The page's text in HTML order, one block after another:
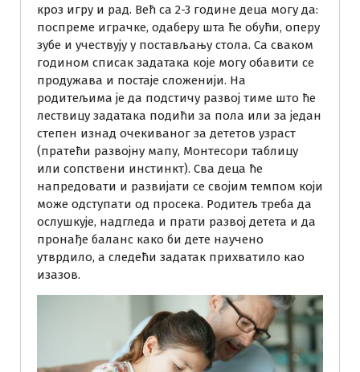
кроз игру и рад. Већ са 2-3 године деца могу да:
поспреме играчке, одаберу шта ће обући, оперу
зубе и учествују у постављању стола. Са сваком
годином списак задатака које могу обавити се
продужава и постаје сложенији. На
родитељима је да подстичу развој тиме што ће
лествицу задатака подићи за пола или за један
степен изнад очекиваног за дететов узраст
(пратећи развојну мапу, Монтесори таблицу
или сопствени инстинкт). Сва деца ће
напредовати и развијати се својим темпом који
може одступати од просека. Родитељ треба да
ослушкује, надгледа и прати развој детета и да
пронађе баланс како би дете научено
утврдило, а следећи задатак прихватило као
изазов.